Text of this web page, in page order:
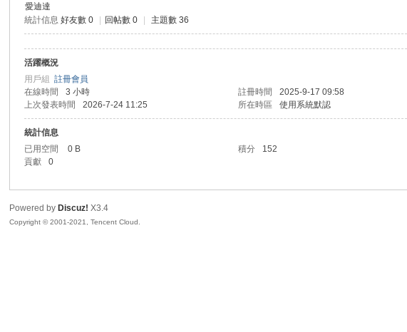
愛迪達
統計信息 好友數 0 回帖數 0 主題數 36
活躍概況
用戶組註冊會員
在線時間
3 小時 註冊時間 2025-9-17 09:58
上次發表時間
2026-7-24 11:25 所在時區 使用系統默認
統計信息
已用空間
0 B 積分 152
貢獻
0
Powered by Discuz! X3.4
Copyright © 2001-2021, Tencent Cloud.